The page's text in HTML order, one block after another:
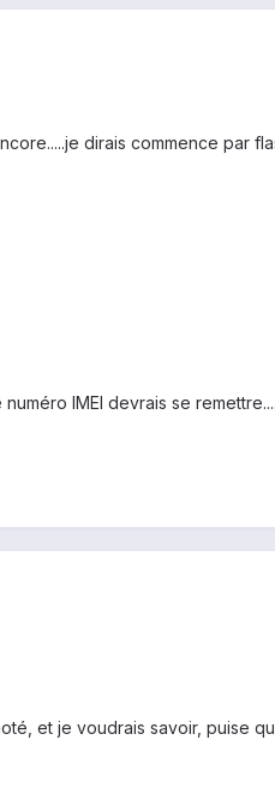
dirais commence par
IMEI devrais se remettre....
et je voudrais savoir, puise